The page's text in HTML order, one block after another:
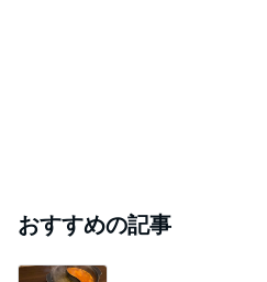
おすすめの記事